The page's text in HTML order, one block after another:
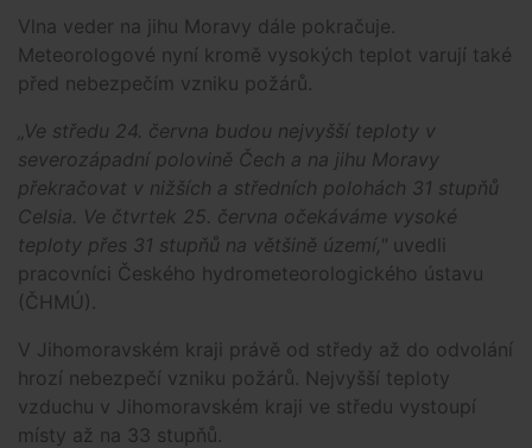
Vlna veder na jihu Moravy dále pokračuje.
Meteorologové nyní kromě vysokých teplot varují také
před nebezpečím vzniku požárů.
„Ve středu 24. června budou nejvyšší teploty v
severozápadní polovině Čech a na jihu Moravy
překračovat v nižších a středních polohách 31 stupňů
Celsia. Ve čtvrtek 25. června očekáváme vysoké
teploty přes 31 stupňů na většině území," uvedli
pracovníci Českého hydrometeorologického ústavu
(ČHMÚ).
V Jihomoravském kraji právě od středy až do odvolání
hrozí nebezpečí vzniku požárů. Nejvyšší teploty
vzduchu v Jihomoravském kraji ve středu vystoupí
místy až na 33 stupňů.